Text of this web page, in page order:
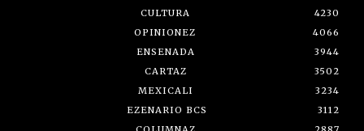
CULTURA
4230
OPINIONEZ
4066
ENSENADA
3944
CARTAZ
3502
MEXICALI
3234
EZENARIO BCS
3112